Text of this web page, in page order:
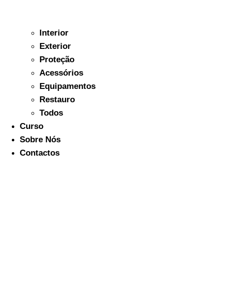
Interior
Exterior
Proteção
Acessórios
Equipamentos
Restauro
Todos
Curso
Sobre Nós
Contactos